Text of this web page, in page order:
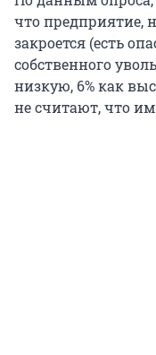
что предприятие,
закроется (есть
собственного
низкую, 6% как
не считают, что